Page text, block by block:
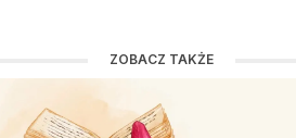
ZOBACZ TAKŻE